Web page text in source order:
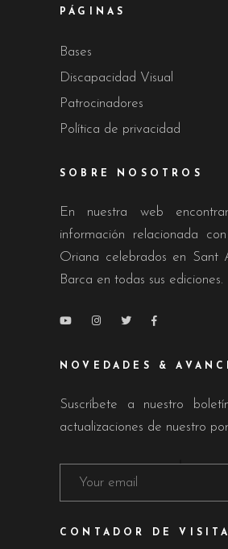
PÁGINAS
Bases
Discapacidad Visual
Patrocinadores
Política de privacidad
SOBRE NOSOTROS
En nuestra web
información relacionada
Oriana celebrados en Sant
Barca en todas sus ediciones.
NOVEDADES &
Suscríbete a nuestro
actualizaciones de nuestro
CONTADOR DE